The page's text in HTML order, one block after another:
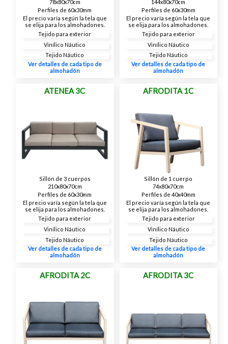
78x80x70cm
Perfiles de 60x30mm
El precio varía según la tela que
se elija para los almohadones.
Tejido para exterior
Vinílico Náutico
Tejido Náutico
Ver detalles de cada tipo de
almohadón
144x80x70cm
Perfiles de 60x30mm
El precio varía según la tela que
se elija para los almohadones.
Tejido para exterior
Vinílico Náutico
Tejido Náutico
Ver detalles de cada tipo de
almohadón
ATENEA 3C
Sillón de 3 cuerpos
210x80x70cm
Perfiles de 60x30mm
El precio varía según la tela que
se elija para los almohadones.
Tejido para exterior
Vinílico Náutico
Tejido Náutico
Ver detalles de cada tipo de
almohadón
AFRODITA 1C
Sillón de 1 cuerpo
74x80x70cm
Perfiles de 40x40mm
El precio varía según la tela que
se elija para los almohadones.
Tejido para exterior
Vinílico Náutico
Tejido Náutico
Ver detalles de cada tipo de
almohadón
AFRODITA 2C AFRODITA 3C